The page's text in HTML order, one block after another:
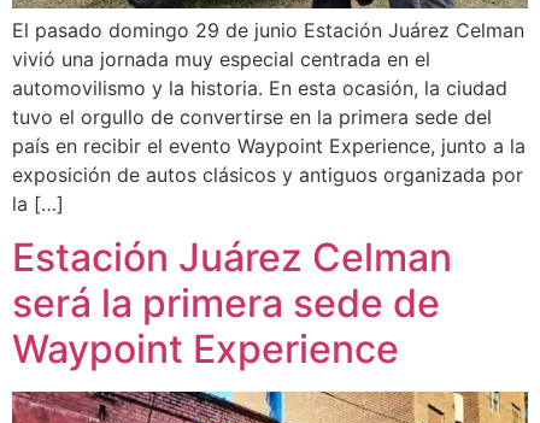
El pasado domingo 29 de junio Estación Juárez Celman
vivió una jornada muy especial centrada en el
automovilismo y la historia. En esta ocasión, la ciudad
tuvo el orgullo de convertirse en la primera sede del
país en recibir el evento Waypoint Experience, junto a la
exposición de autos clásicos y antiguos organizada por
la […]
Estación Juárez Celman
será la primera sede de
Waypoint Experience